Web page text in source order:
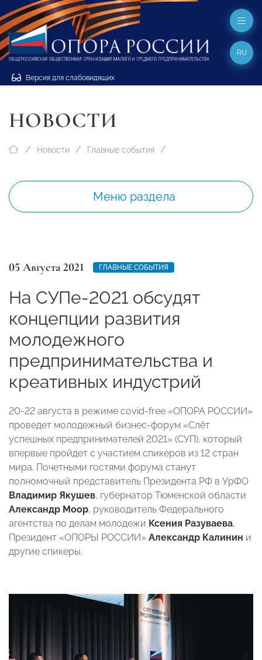
Версия для слабовидящих
RU
НОВОСТИ
Новости Главные события
Меню раздела
05 Августа 2021 ГЛАВНЫЕ СОБЫТИЯ
На СУПе-2021 обсудят
концепции развития
молодежного
предпринимательства и
креативных индустрий
20-22 августа в режиме covid-free «ОПОРА РОССИИ»
проведет молодежный бизнес-форум «Слёт
успешных предпринимателей 2021» (СУП), который
впервые пройдет с участием спикеров из 12 стран
мира. Почетными гостями форума станут
полномочный представитель Президента РФ в УрФО
Владимир Якушев, губернатор Тюменской области
Александр Моор, руководитель Федерального
агентства по делам молодежи Ксения Разуваева,
Президент «ОПОРЫ РОССИИ» Александр Калинин и
другие спикеры.